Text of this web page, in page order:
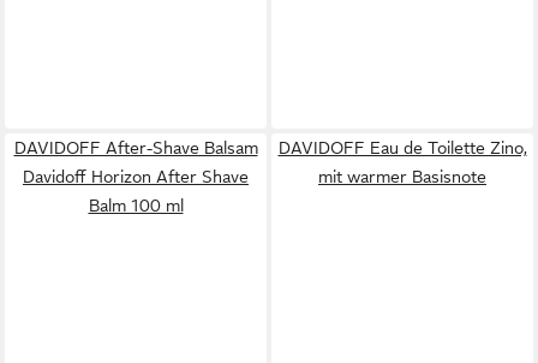
DAVIDOFF After-Shave Balsam
Davidoff Horizon After Shave
Balm 100 ml
DAVIDOFF Eau de Toilette Zino,
mit warmer Basisnote